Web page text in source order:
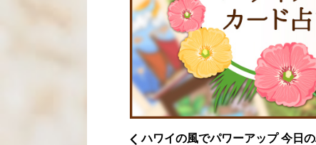
ハワイの風でパワーアップ 今日